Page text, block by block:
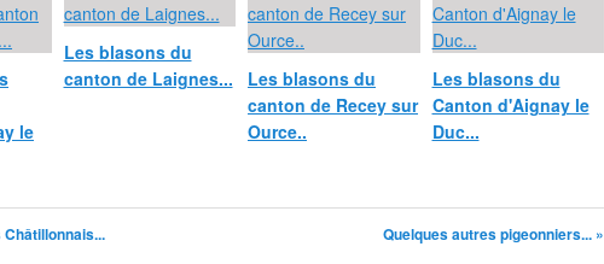
le
Les blasons du
canton de Laignes...
Les blasons du
canton de Recey sur
Ource..
Les blasons du
Canton d'Aignay le
Duc...
Quelques autres pigeonniers... »